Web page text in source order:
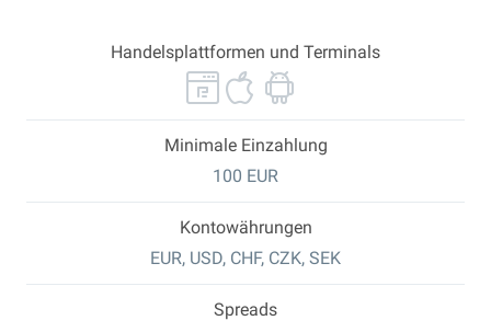
Handelsplattformen und Terminals
Minimale Einzahlung
100 EUR
Kontowährungen
EUR, USD, CHF, CZK, SEK
Spreads